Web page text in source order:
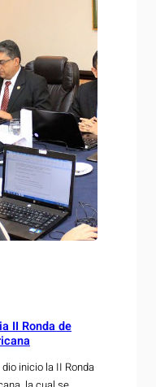
II Ronda de
inicio la II Ronda